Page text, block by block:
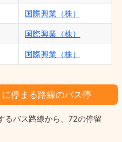
国際興業（株）
国際興業（株）
国際興業（株）
に停まる路線のバス停
るバス路線から、72の停留